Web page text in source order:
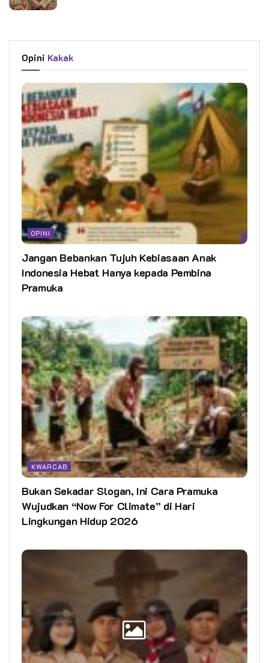
Opini Kakak
OPINI
Jangan Bebankan Tujuh Kebiasaan Anak
Indonesia Hebat Hanya kepada Pembina
Pramuka
KWARCAB
Bukan Sekadar Slogan, Ini Cara Pramuka
Wujudkan “Now For Climate” di Hari
Lingkungan Hidup 2026